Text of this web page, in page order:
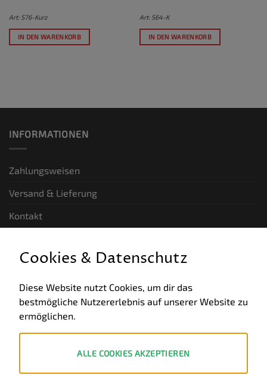
Art: S76-Kurz
IN DEN WARENKORB
Art: S64-K
IN DEN WARENKORB
INFORMATIONEN
Zahlungsweisen
Versand & Lieferung
Kontakt
Allgemeine Geschäftsbedingungen
Datenschutz
Cookies & Datenschutz
Diese Website nutzt Cookies, um dir das
bestmögliche Nutzererlebnis auf unserer Website zu
ermöglichen.
ALLE COOKIES AKZEPTIEREN